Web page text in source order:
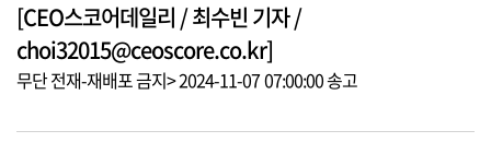
[CEO스코어데일리 / 최수빈 기자 /
choi32015@ceoscore.co.kr]
무단 전재-재배포 금지> 2024-11-07 07:00:00 송고